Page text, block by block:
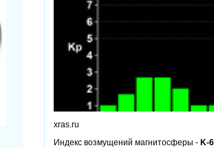
xras.ru
Индекс возмущений магнитосферы - K-